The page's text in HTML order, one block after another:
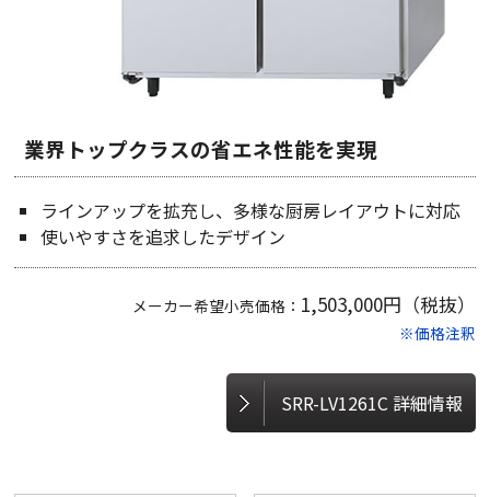
業界トップクラスの省エネ性能を実現
ラインアップを拡充し、多様な厨房レイアウトに対応
使いやすさを追求したデザイン
メーカー希望小売価格： 1,503,000円（税抜）
※価格注釈
SRR-LV1261C 詳細情報